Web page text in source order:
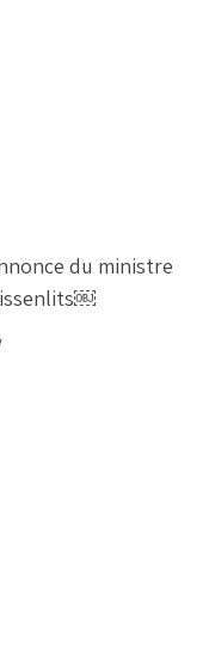
du ministre